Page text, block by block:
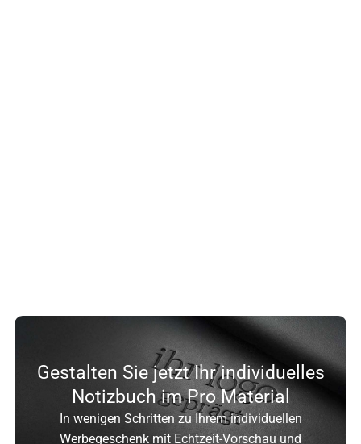
Gestalten Sie jetzt Ihr individuelles
Notizbuch im Pro Material
In wenigen Schritten zu Ihrem individuellen
Werbegeschenk mit Echtzeit-Vorschau und